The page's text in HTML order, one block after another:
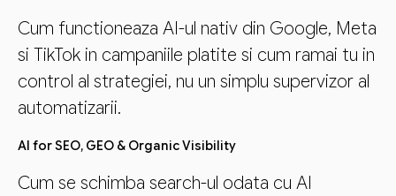
Cum functioneaza AI-ul nativ din Google, Meta
si TikTok in campaniile platite si cum ramai tu in
control al strategiei, nu un simplu supervizor al
automatizarii.
AI for SEO, GEO & Organic Visibility
Cum se schimba search-ul odata cu AI